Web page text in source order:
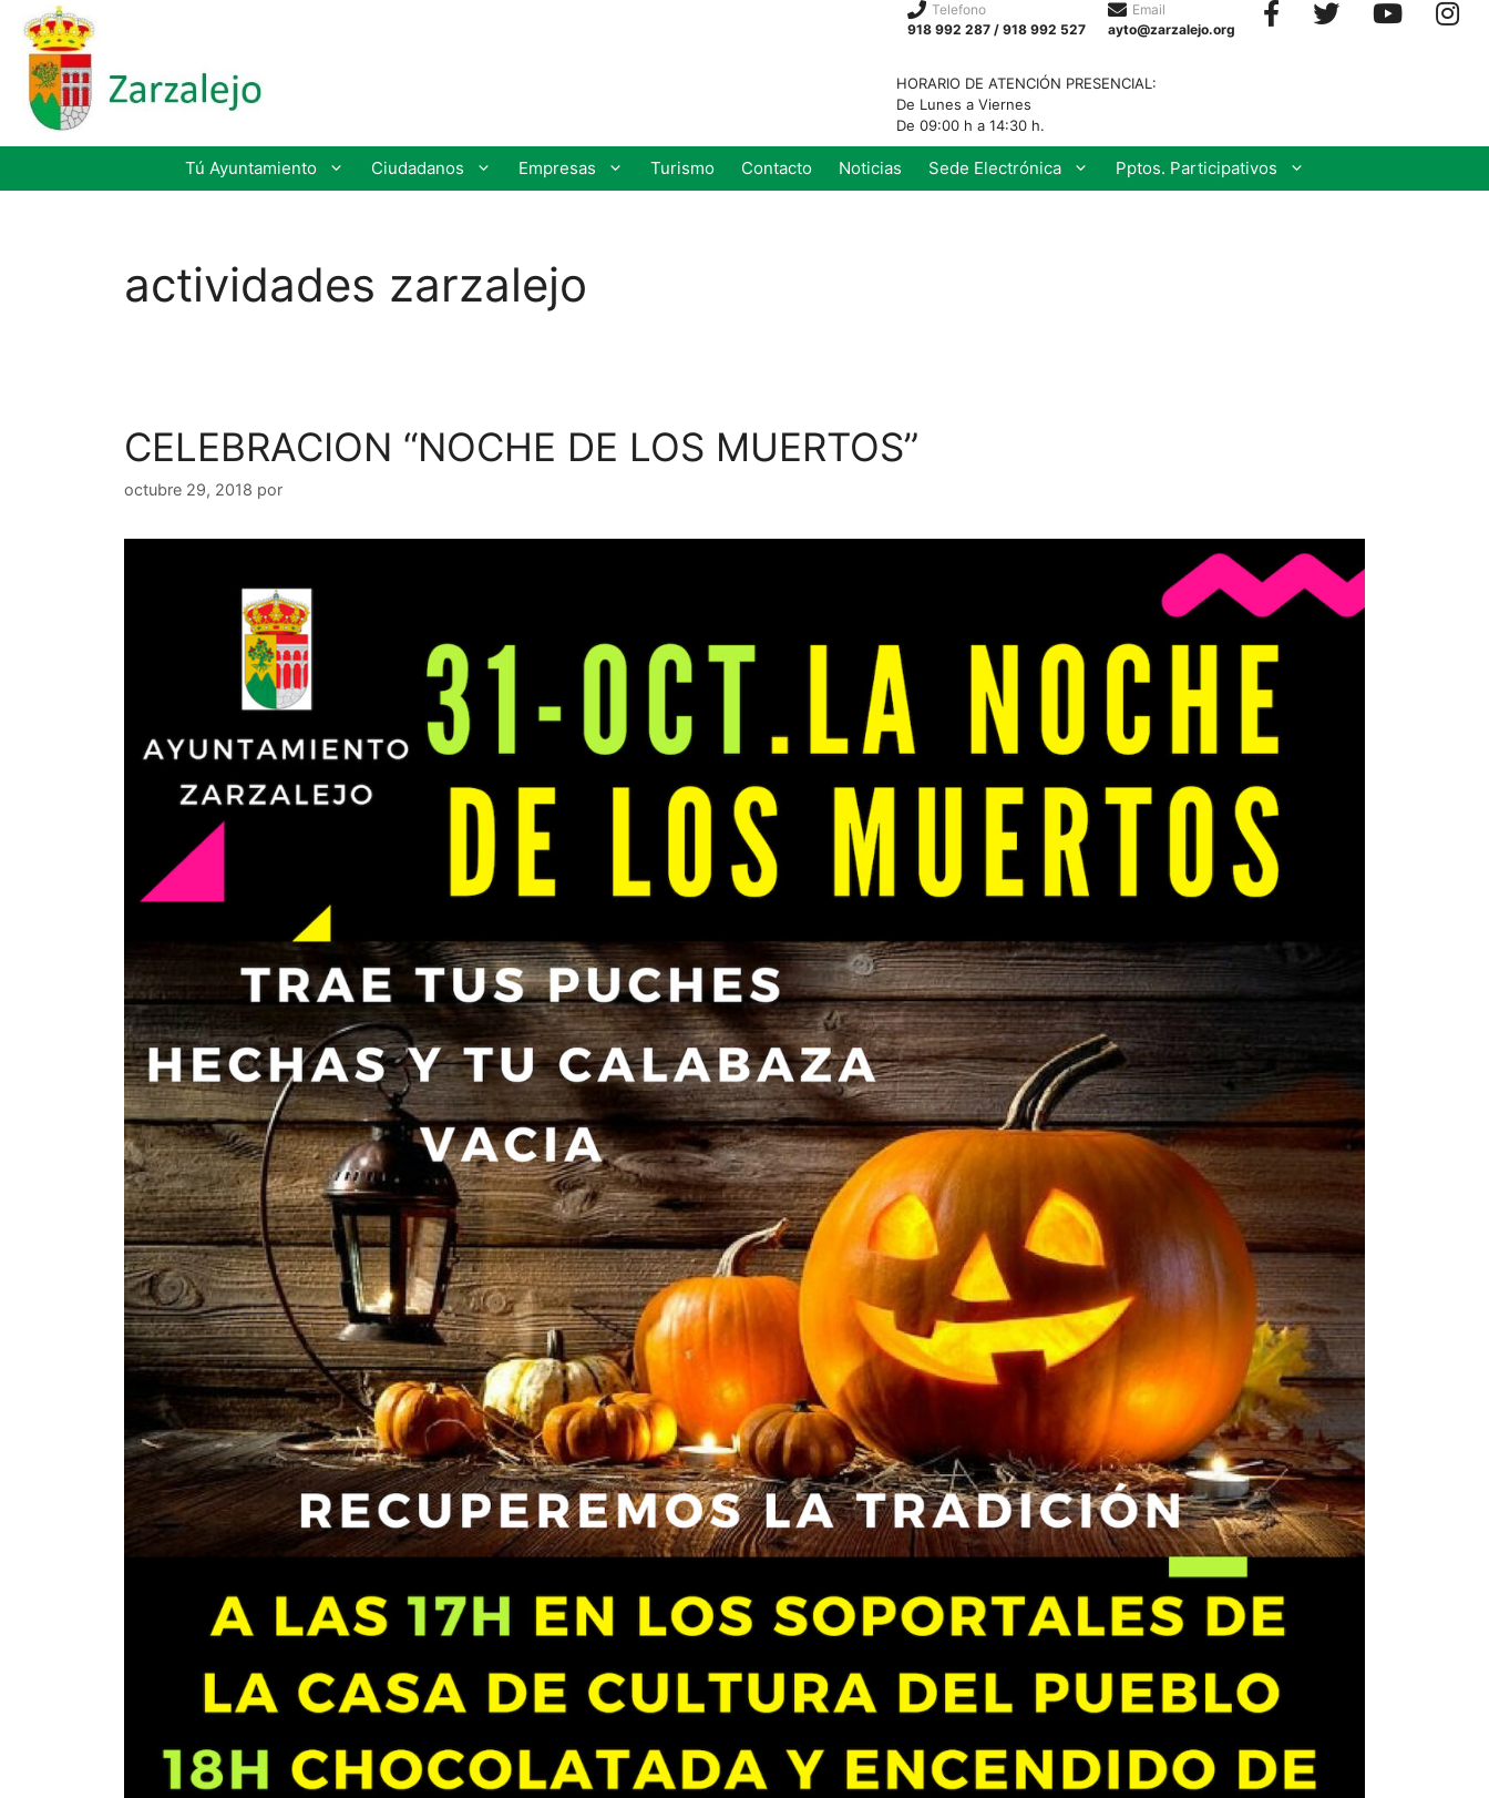
Telefono
918 992 287 / 918 992 527
Email
ayto@zarzalejo.org
HORARIO DE ATENCIÓN PRESENCIAL:
De Lunes a Viernes
De 09:00 h a 14:30 h.
Tú Ayuntamiento Ciudadanos Empresas Turismo Contacto Noticias Sede Electrónica Pptos. Participativos
actividades zarzalejo
CELEBRACION “NOCHE DE LOS MUERTOS”
octubre 29, 2018 por